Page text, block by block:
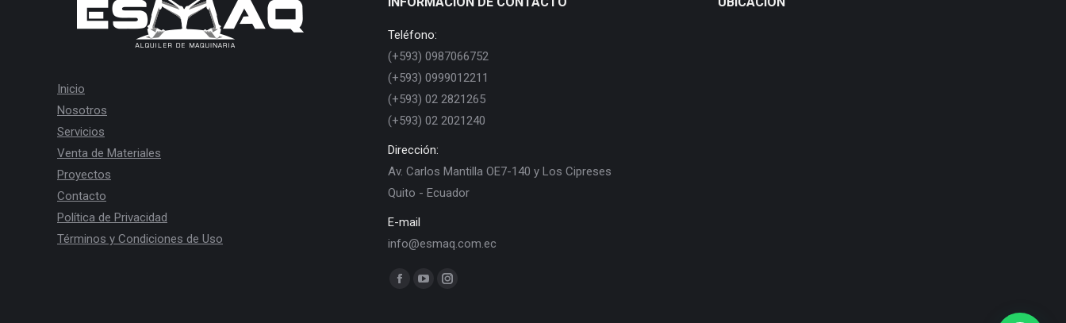
Inicio
Nosotros
Servicios
Venta de Materiales
Proyectos
Contacto
Política de Privacidad
Términos y Condiciones de Uso
Teléfono:
(+593) 0987066752
(+593) 0999012211
(+593) 02 2821265
(+593) 02 2021240
Dirección:
Av. Carlos Mantilla OE7-140 y Los Cipreses
Quito - Ecuador
E-mail
info@esmaq.com.ec
Find us on:
Facebook
YouTubeInstagram